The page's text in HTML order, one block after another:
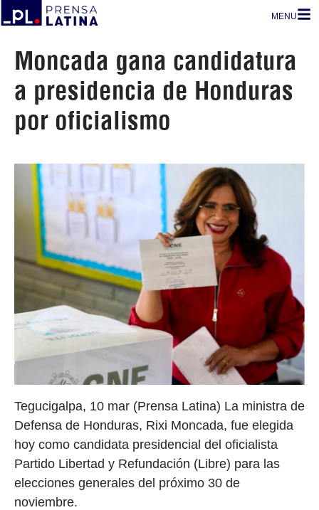
MENU
Moncada gana candidatura
a presidencia de Honduras
por oficialismo
Tegucigalpa, 10 mar (Prensa Latina) La ministra de
Defensa de Honduras, Rixi Moncada, fue elegida
hoy como candidata presidencial del oficialista
Partido Libertad y Refundación (Libre) para las
elecciones generales del próximo 30 de
noviembre.